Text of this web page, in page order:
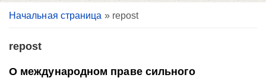
Вы здесь
Начальная страница » repost
repost
О международном праве сильного